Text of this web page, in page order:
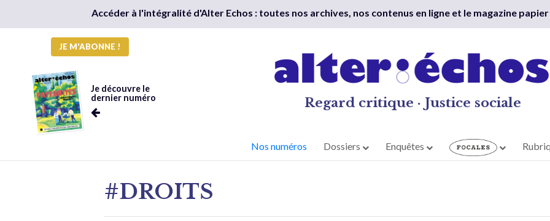
Accéder à l'intégralité d'Alter Echos : toutes nos archives, nos contenus en ligne et le magazine
JE M'ABONNE !
Je découvre le
dernier numéro
Regard critique · Justice sociale
Nos numéros Dossiers Enquêtes
#DROITS